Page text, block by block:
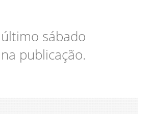
sábado
publicação.